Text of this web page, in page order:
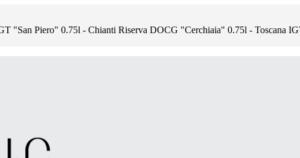
"San Piero" 0.75l - Chianti Riserva DOCG "Cerchiaia" 0.75l - Toscana